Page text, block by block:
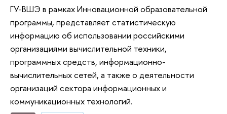
ГУ-ВШЭ в рамках Инновационной образовательной
программы, представляет статистическую
информацию об использовании российскими
организациями вычислительной техники,
программных средств, информационно-
вычислительных сетей, а также о деятельности
организаций сектора информационных и
коммуникационных технологий.